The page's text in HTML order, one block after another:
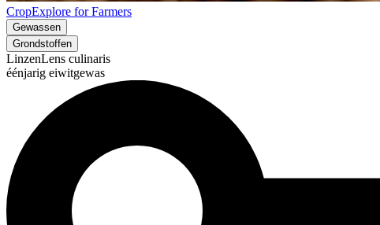
CropExplore for Farmers
Gewassen
Grondstoffen
LinzenLens culinaris
éénjarig eiwitgewas